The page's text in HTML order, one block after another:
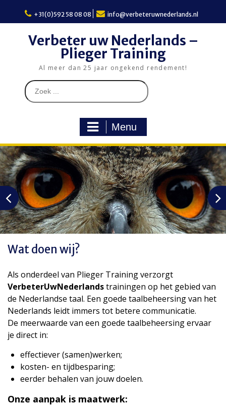
content
+31(0)592 58 08 08 info@verbeteruwnederlands.nl
Verbeter uw Nederlands –
Plieger Training
Al meer dan 25 jaar ongekend rendement!
Search
for:
Menu
Wat doen wij?
Als onderdeel van Plieger Training verzorgt
VerbeterUwNederlandstrainingen op het gebied van
de Nederlandse taal. Een goede taalbeheersing van het
Nederlands leidt immers tot betere communicatie.
De meerwaarde van een goede taalbeheersing ervaar
je direct in:
effectiever (samen)werken;
kosten- en tijdbesparing;
eerder behalen van jouw doelen.
Onze aanpak is maatwerk: